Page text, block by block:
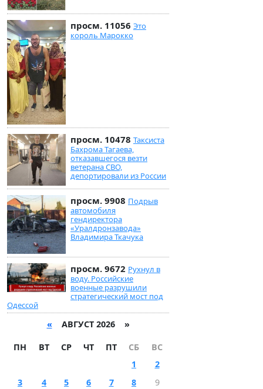
просм. 11056 Это
король Марокко
просм. 10478 Таксиста
Бахрома Тагаева,
отказавшегося везти
ветерана СВО,
депортировали из России
просм. 9908 Подрыв
автомобиля
гендиректора
«Уралдронзавода»
Владимира Ткачука
просм. 9672 Рухнул в
воду. Российские
военные разрушили
стратегический мост под
Одессой
« АВГУСТ 2026 »
ПН ВТ СР ЧТ ПТ СБ
ВС
1
2
3
4 5 6 7 8
9